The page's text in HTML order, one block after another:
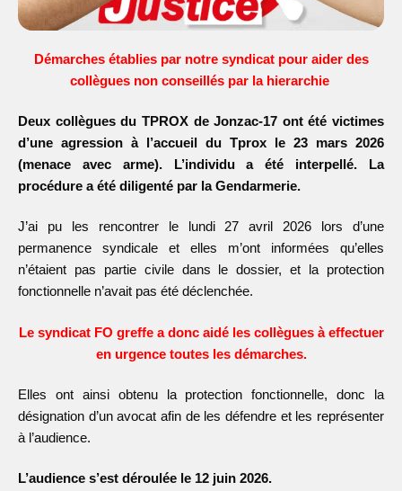
Démarches établies par notre syndicat pour aider des
collègues non conseillés par la hierarchie
Deux collègues du TPROX de Jonzac-17 ont été victimes
d’une agression à l’accueil du Tprox le 23 mars 2026
(menace avec arme). L’individu a été interpellé. La
procédure a été diligenté par la Gendarmerie.
J’ai pu les rencontrer le lundi 27 avril 2026 lors d’une
permanence syndicale et elles m’ont informées qu’elles
n’étaient pas partie civile dans le dossier, et la protection
fonctionnelle n’avait pas été déclenchée.
Le syndicat FO greffe a donc aidé les collègues à effectuer
en urgence toutes les démarches.
Elles ont ainsi obtenu la protection fonctionnelle, donc la
désignation d’un avocat afin de les défendre et les représenter
à l’audience.
L’audience s’est déroulée le 12 juin 2026.